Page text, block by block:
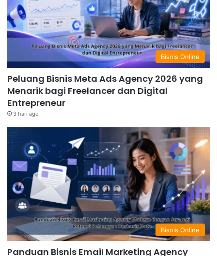
Bisnis Online
Peluang Bisnis Meta Ads Agency 2026 yang
Menarik bagi Freelancer dan Digital
Entrepreneur
3 hari ago
Bisnis Online
Panduan Bisnis Email Marketing Agency